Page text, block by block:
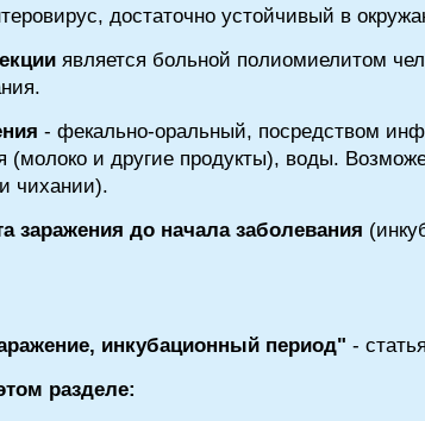
достаточно устойчивый в
является больной полиомиелитом
- фекально-оральный, посредством
(молоко и другие продукты), воды.
чихании).
заражения до начала заболевания
инкубационный период" -
разделе: